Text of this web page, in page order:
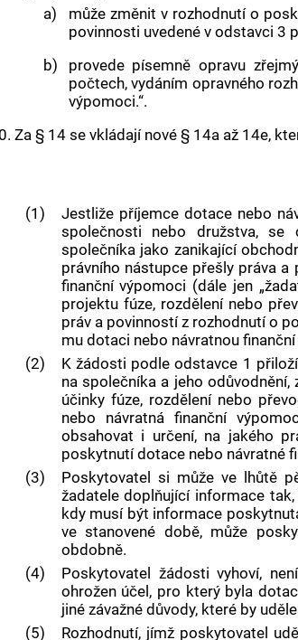
a)
může změnit v rozhodnutí o
povinnosti uvedené v odstavci 3
b)
provede písemně opravu
počtech, vydáním opravného
výpomoci.“.
Za § 14 se vkládají nové § 14a až 14e,
(1)
Jestliže příjemce dotace nebo
společnosti nebo družstva, se
společníka jako zanikající
právního nástupce přešly práva
finanční výpomoci (dále jen
projektu fúze, rozdělení nebo
práv a povinností z rozhodnutí o
mu dotaci nebo návratnou
(2)
K žádosti podle odstavce 1
na společníka a jeho
účinky fúze, rozdělení nebo
nebo návratná finanční
obsahovat i určení, na jakého
poskytnutí dotace nebo návratné
(3)
Poskytovatel si může ve lhůtě
žadatele doplňující informace
kdy musí být informace
ve stanovené době, může
obdobně.
(4)
Poskytovatel žádosti vyhoví,
ohrožen účel, pro který byla
jiné závažné důvody, které by
(5)
Rozhodnutí, jímž poskytovatel